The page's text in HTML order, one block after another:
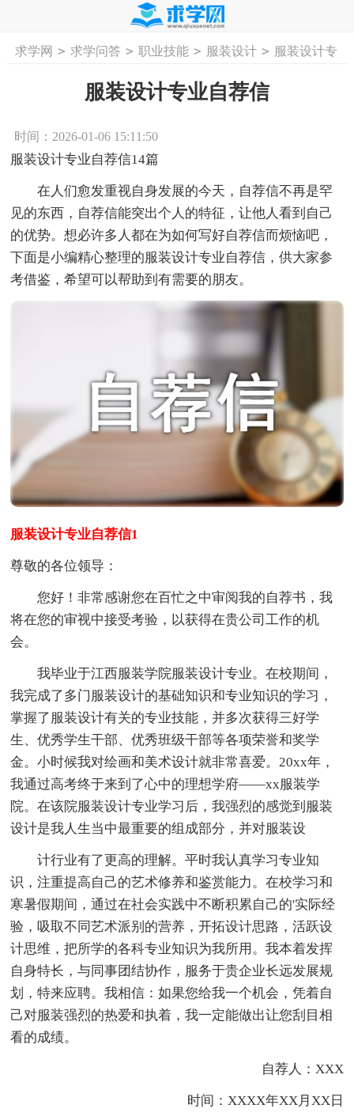
首页 工作计划 活动计划 学习计划
求学网 > 求学问答 > 职业技能 > 服装设计 > 服装设计专
服装设计专业自荐信
时间：2026-01-06 15:11:50
服装设计专业自荐信14篇
在人们愈发重视自身发展的今天，自荐信不再是罕
见的东西，自荐信能突出个人的特征，让他人看到自己
的优势。想必许多人都在为如何写好自荐信而烦恼吧，
下面是小编精心整理的服装设计专业自荐信，供大家参
考借鉴，希望可以帮助到有需要的朋友。
服装设计专业自荐信1
尊敬的各位领导：
您好！非常感谢您在百忙之中审阅我的自荐书，我
将在您的审视中接受考验，以获得在贵公司工作的机
会。
我毕业于江西服装学院服装设计专业。在校期间，
我完成了多门服装设计的基础知识和专业知识的学习，
掌握了服装设计有关的专业技能，并多次获得三好学
生、优秀学生干部、优秀班级干部等各项荣誉和奖学
金。小时候我对绘画和美术设计就非常喜爱。20xx年，
我通过高考终于来到了心中的理想学府——xx服装学
院。在该院服装设计专业学习后，我强烈的感觉到服装
设计是我人生当中最重要的组成部分，并对服装设
计行业有了更高的理解。平时我认真学习专业知
识，注重提高自己的艺术修养和鉴赏能力。在校学习和
寒暑假期间，通过在社会实践中不断积累自己的'实际经
验，吸取不同艺术派别的营养，开拓设计思路，活跃设
计思维，把所学的各科专业知识为我所用。我本着发挥
自身特长，与同事团结协作，服务于贵企业长远发展规
划，特来应聘。我相信：如果您给我一个机会，凭着自
己对服装强烈的热爱和执着，我一定能做出让您刮目相
看的成绩。
自荐人：XXX
时间：XXXX年XX月XX日